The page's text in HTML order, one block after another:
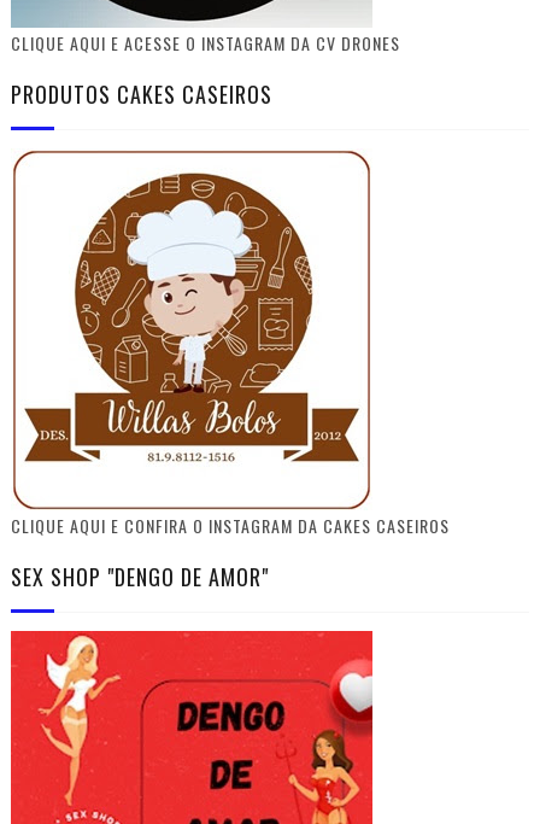
CLIQUE AQUI E ACESSE O INSTAGRAM DA CV DRONES
PRODUTOS CAKES CASEIROS
CLIQUE AQUI E CONFIRA O INSTAGRAM DA CAKES CASEIROS
SEX SHOP "DENGO DE AMOR"